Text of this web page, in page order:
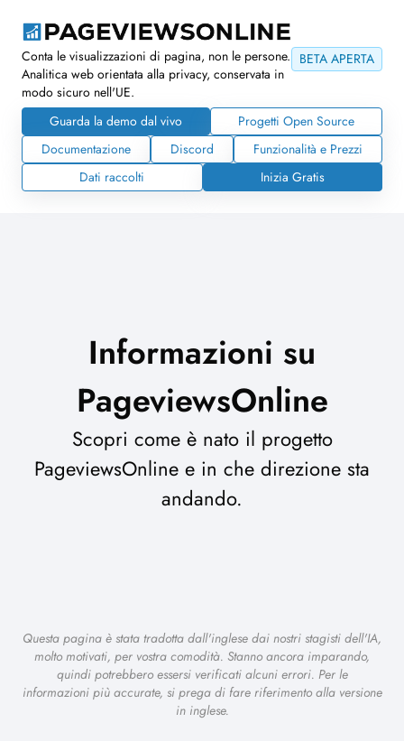
BETA APERTA
Conta le visualizzazioni di pagina, non le persone.
Analitica web orientata alla privacy, conservata in
modo sicuro nell'UE.
Guarda la demo dal vivo
Progetti Open Source
Documentazione
Discord
Funzionalità e Prezzi
Dati raccolti
Inizia Gratis
Informazioni su
PageviewsOnline
Scopri come è nato il progetto
PageviewsOnline e in che direzione sta
andando.
Questa pagina è stata tradotta dall'inglese dai nostri stagisti dell'IA,
molto motivati, per vostra comodità. Stanno ancora imparando,
quindi potrebbero essersi verificati alcuni errori. Per le
informazioni più accurate, si prega di fare riferimento alla versione
in inglese.